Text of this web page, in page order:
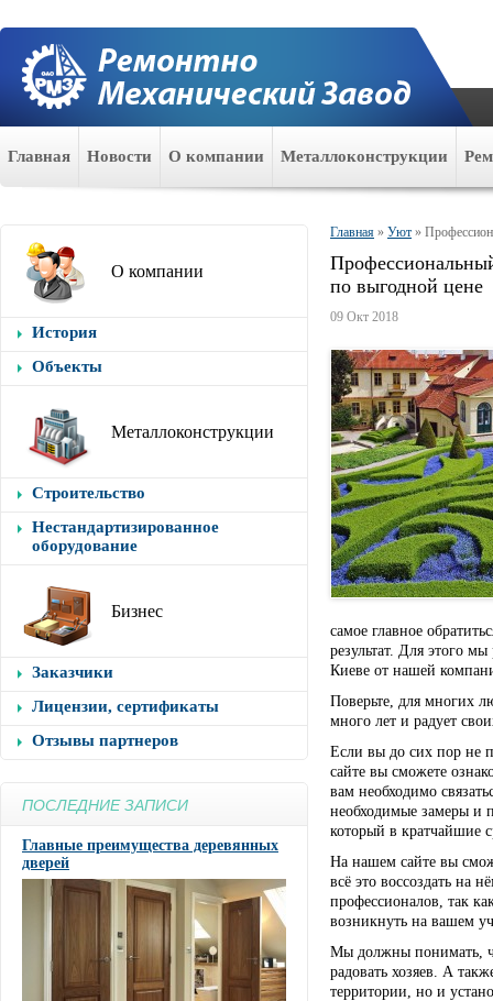
Главная Новости О компании Металлоконструкции
О компании
История
Объекты
Металлоконструкции
Строительство
Нестандартизированное
оборудование
Бизнес
Заказчики
Лицензии, сертификаты
Отзывы партнеров
ПОСЛЕДНИЕ ЗАПИСИ
Главные преимущества деревянных
дверей
Главная » Уют »
по выгодной цене
09 Окт 2018
самое главное
результат. Для этого
Киеве от нашей
Поверьте, для многих
много лет и радует
Если вы до сих пор не
сайте вы сможете
вам необходимо
необходимые замеры и
который в кратчайшие
На нашем сайте вы
всё это воссоздать на
профессионалов, так
возникнуть на вашем
Мы должны понимать,
радовать хозяев. А
территории, но и